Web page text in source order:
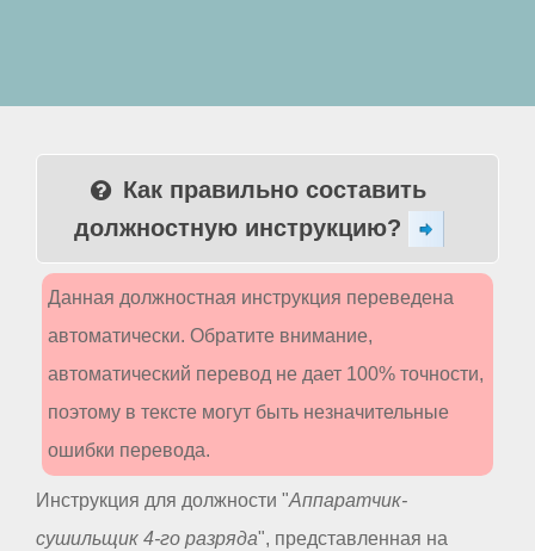
Как правильно составить
должностную инструкцию?
Данная должностная инструкция переведена
автоматически. Обратите внимание,
автоматический перевод не дает 100% точности,
поэтому в тексте могут быть незначительные
ошибки перевода.
Инструкция для должности "Аппаратчик-
сушильщик 4-го разряда", представленная на